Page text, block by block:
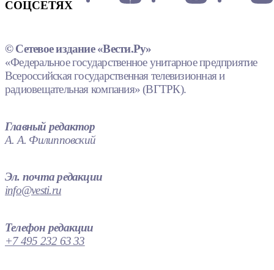
СОЦСЕТЯХ
© Сетевое издание «Вести.Ру»
«Федеральное государственное унитарное предприятие
Всероссийская государственная телевизионная и
радиовещательная компания» (ВГТРК).
Главный редактор
А. А. Филипповский
Эл. почта редакции
info@vesti.ru
Телефон редакции
+7 495 232 63 33